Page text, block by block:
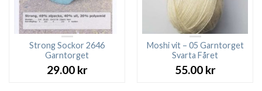
Strong Sockor 2646
Garntorget
29.00 kr
Moshi vit – 05 Garntorget
Svarta Fåret
55.00 kr